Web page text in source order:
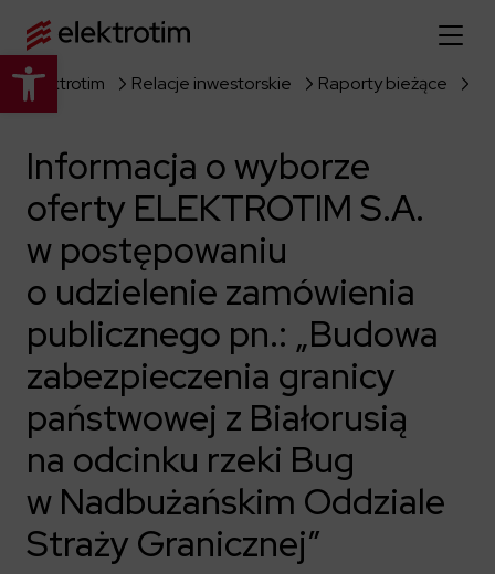
Otwórz pasek narzędzi
Strona główna
O nas
Więcej o nas
O firmie
Strategia
Władze spółki
Historia
Grupa kapitałowa
Portfolio
Dokumenty firmowe
Certyfikaty
Compliance
Poznaj pełną ofertę
Budownictwo Specjalistyczne
Elektroenergetyka
Resorty obronne
Przemysł
Infrastruktura użyteczności publicznej
Zasilanie i systemy trakcyjne
Platforma Zarządzania Bezpieczeństwem
Aktualności
Relacje inwestorskie
Dowiedz się więcej
Raporty
Kalendarium
Ład korporacyjny
Materiały dla inwestorów
Kariera
Dowiedz się więcej
Poznaj nas bliżej
Oferty pracy
Kontrahenci
Poznaj możliwości współpracy z nami
ESG
Elektrotim Relacje inwestorskie Raporty bieżące
Informacja o wyborze
oferty ELEKTROTIM S.A.
w postępowaniu
o udzielenie zamówienia
publicznego pn.: „Budowa
zabezpieczenia granicy
państwowej z Białorusią
na odcinku rzeki Bug
w Nadbużańskim Oddziale
Straży Granicznej”